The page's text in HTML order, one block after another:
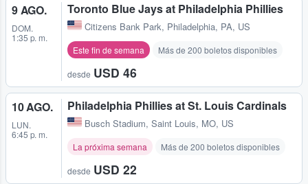
9 AGO.
DOM.
1:35 p. m.
Toronto Blue Jays at Philadelphia Phillies
Citizens Bank Park, Philadelphia, PA, US
Este fin de semana Más de 200 boletos disponibles
desde USD 46
10 AGO.
LUN.
6:45 p. m.
Philadelphia Phillies at St. Louis Cardinals
Busch Stadium, Saint Louis, MO, US
La próxima semana Más de 200 boletos disponibles
desde USD 22